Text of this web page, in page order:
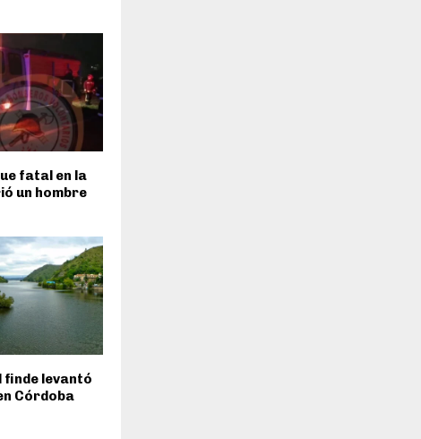
fatal en la
un hombre
finde levantó
Córdoba